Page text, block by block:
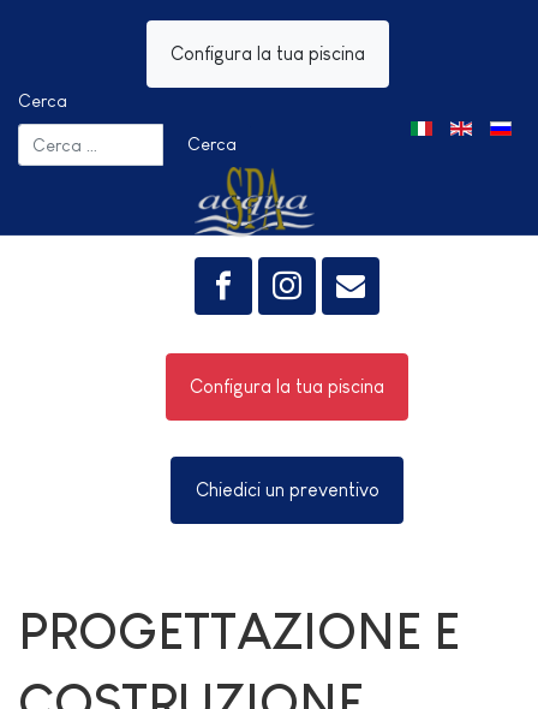
Configura la tua piscina
Cerca
Cerca
Seleziona la tua
Configura la tua piscina
Chiedici un preventivo
PROGETTAZIONE E